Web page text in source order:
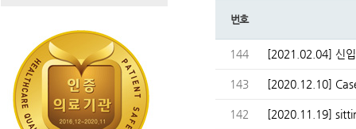
번호
144 [2021.02.04] 신
143 [2020.12.10]
142 [2020.11.19]